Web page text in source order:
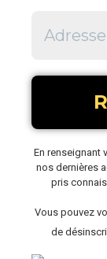
En renseignant
nos dernières
pris
Vous pouvez
de